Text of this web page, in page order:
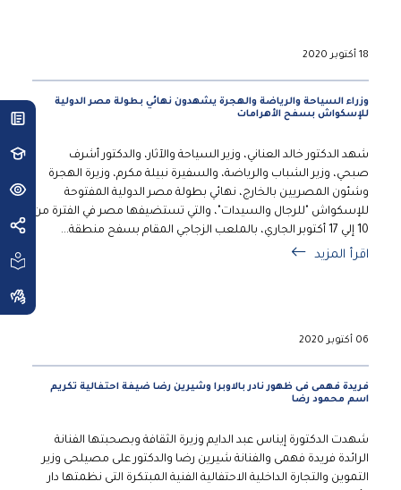
18 أكتوبر 2020
وزراء السياحة والرياضة والهجرة يشهدون نهائي بطولة مصر الدولية
للإسكواش بسفح الأهرامات
شهد الدكتور خالد العناني، وزير السياحة والآثار، والدكتور أشرف
صبحي، وزير الشباب والرياضة، والسفيرة نبيلة مكرم، وزيرة الهجرة
وشئون المصريين بالخارج، نهائي بطولة مصر الدولية المفتوحة
للإسكواش "للرجال والسيدات"، والتي تستضيفها مصر في الفترة من
10 إلي 17 أكتوبر الجاري، بالملعب الزجاجي المقام بسفح منطقة...
اقرأ المزيد
06 أكتوبر 2020
فريدة فهمى فى ظهور نادر بالاوبرا وشيرين رضا ضيفة احتفالية تكريم
اسم محمود رضا
شهدت الدكتورة إيناس عبد الدايم وزيرة الثقافة وبصحبتها الفنانة
الرائدة فريدة فهمى والفنانة شيرين رضا والدكتور على مصيلحى وزير
التموين والتجارة الداخلية الاحتفالية الفنية المبتكرة التى نظمتها دار